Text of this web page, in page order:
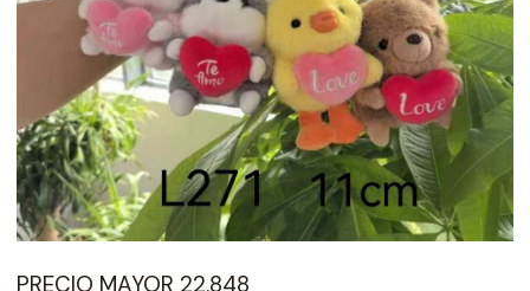
PRECIO MAYOR 22.848